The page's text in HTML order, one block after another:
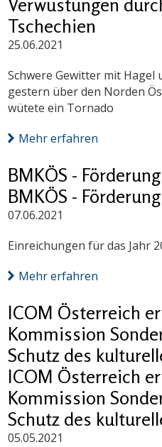
Verwüstungen
Tschechien
25.06.2021
Schwere Gewitter mit Hagel
gestern über den Norden
wütete ein Tornado
Mehr erfahren
BMKÖS -
BMKÖS -
07.06.2021
Einreichungen für das Jahr
Mehr erfahren
ICOM Österreich
Kommission
Schutz des
ICOM Österreich
Kommission
Schutz des
05.05.2021